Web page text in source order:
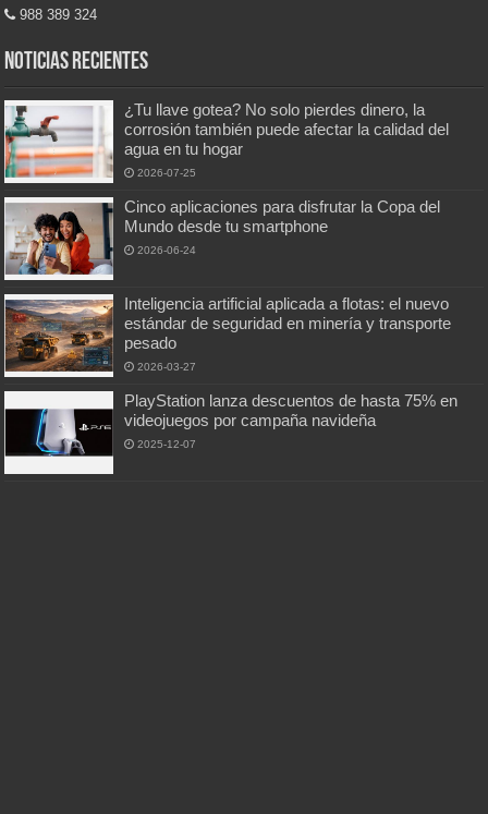
988 389 324
Noticias recientes
¿Tu llave gotea? No solo pierdes dinero, la
corrosión también puede afectar la calidad del
agua en tu hogar
2026-07-25
Cinco aplicaciones para disfrutar la Copa del
Mundo desde tu smartphone
2026-06-24
Inteligencia artificial aplicada a flotas: el nuevo
estándar de seguridad en minería y transporte
pesado
2026-03-27
PlayStation lanza descuentos de hasta 75% en
videojuegos por campaña navideña
2025-12-07